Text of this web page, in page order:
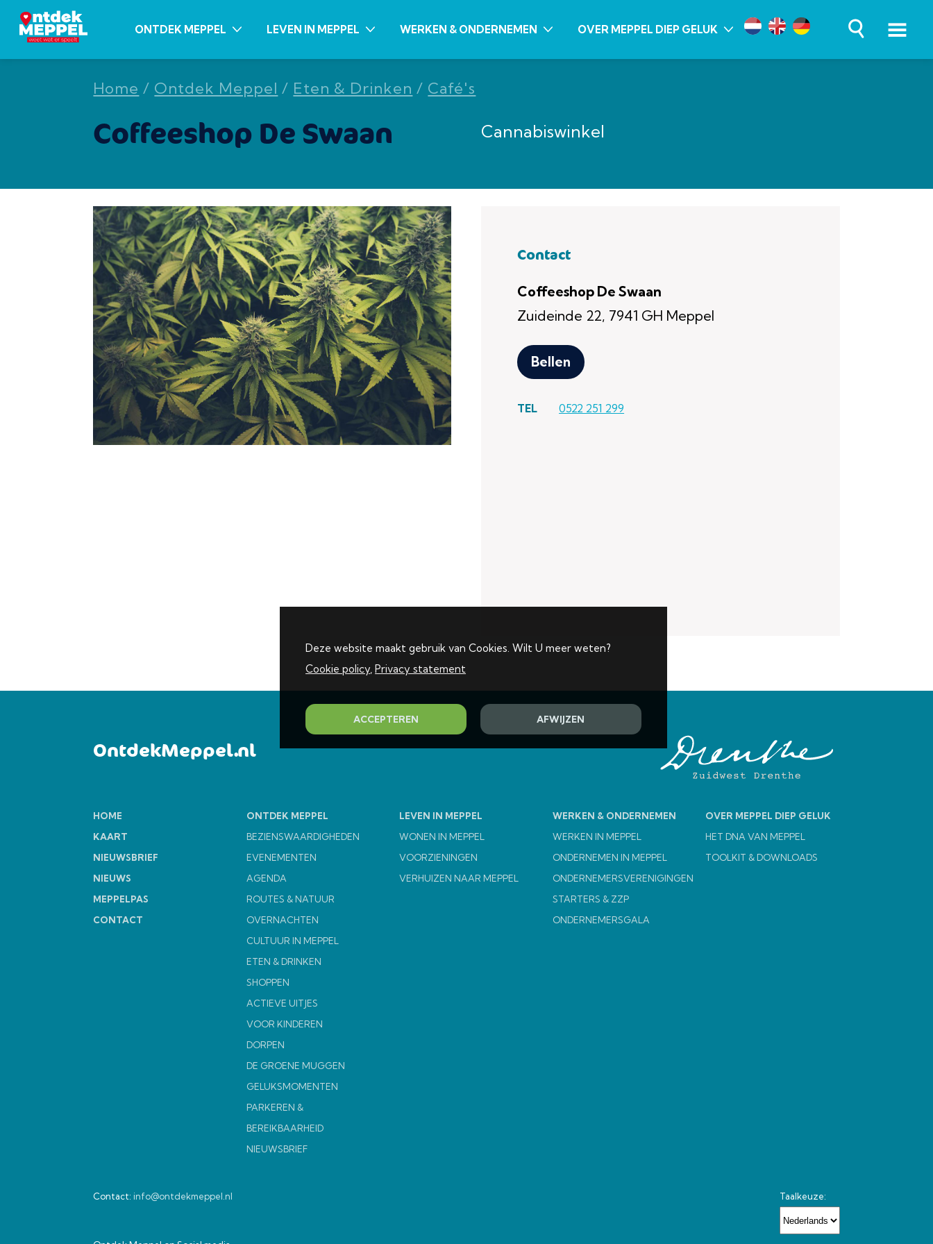
Deze website maakt gebruik van Cookies. Wilt U meer weten?
Cookie policy,Privacy statement
ACCEPTEREN AFWIJZEN
ONTDEK MEPPEL LEVEN IN MEPPEL WERKEN & ONDERNEMEN OVER MEPPEL DIEP GELUK
Home / Ontdek Meppel / Eten & Drinken / Café's
Coffeeshop De Swaan Cannabiswinkel
Contact
Coffeeshop De Swaan
Zuideinde 22, 7941 GH Meppel
Bellen
TEL 0522 251 299
OntdekMeppel.nl
HOME
KAART
NIEUWSBRIEF
NIEUWS
MEPPELPAS
CONTACT
ONTDEK MEPPEL
BEZIENSWAARDIGHEDEN
EVENEMENTEN
AGENDA
ROUTES & NATUUR
OVERNACHTEN
CULTUUR IN MEPPEL
ETEN & DRINKEN
SHOPPEN
ACTIEVE UITJES
VOOR KINDEREN
DORPEN
DE GROENE MUGGEN
GELUKSMOMENTEN
PARKEREN &
BEREIKBAARHEID
NIEUWSBRIEF
LEVEN IN MEPPEL
WONEN IN MEPPEL
VOORZIENINGEN
VERHUIZEN NAAR MEPPEL
WERKEN & ONDERNEMEN
WERKEN IN MEPPEL
ONDERNEMEN IN MEPPEL
ONDERNEMERSVERENIGINGEN
STARTERS & ZZP
ONDERNEMERSGALA
OVER MEPPEL DIEP GELUK
HET DNA VAN MEPPEL
TOOLKIT & DOWNLOADS
Taalkeuze:
Contact:info@ontdekmeppel.nl